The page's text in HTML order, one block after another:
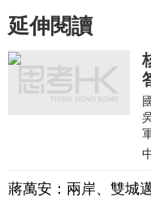
延伸閱讀
蔣萬安：兩岸、雙城